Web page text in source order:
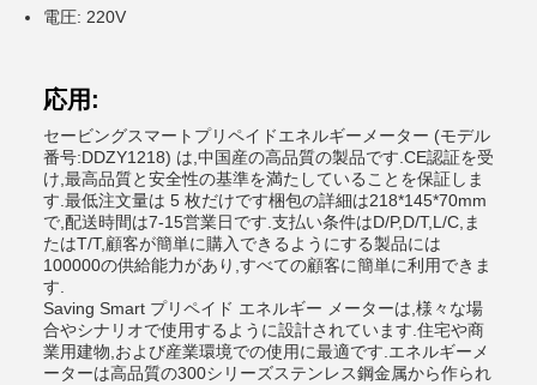
電圧: 220V
応用:
セービングスマートプリペイドエネルギーメーター (モデル
番号:DDZY1218) は,中国産の高品質の製品です.CE認証を受
け,最高品質と安全性の基準を満たしていることを保証しま
す.最低注文量は 5 枚だけです梱包の詳細は218*145*70mm
で,配送時間は7-15営業日です.支払い条件はD/P,D/T,L/C,ま
たはT/T,顧客が簡単に購入できるようにする製品には
100000の供給能力があり,すべての顧客に簡単に利用できま
す.
Saving Smart プリペイド エネルギー メーターは,様々な場
合やシナリオで使用するように設計されています.住宅や商
業用建物,および産業環境での使用に最適です.エネルギーメ
ーターは高品質の300シリーズステンレス鋼金属から作られ